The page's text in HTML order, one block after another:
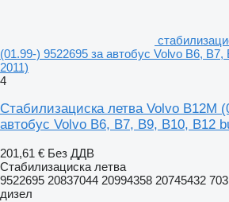
(01.99-) 9522695 за автобус Volvo B6,
2011)
4
Стабилизациска летва Volvo B12M
автобус Volvo B6, B7, B9, B10, B12
201,61 € Без ДДВ
Стабилизациска летва
9522695 20837044 20994358 20745432
дизел